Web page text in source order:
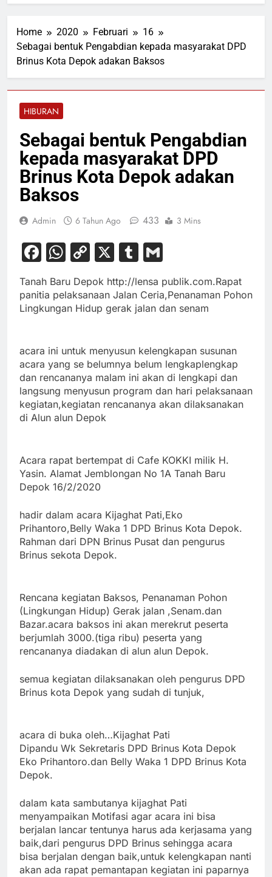
Home 2020 Februari
16
Sebagai bentuk Pengabdian kepada masyarakat DPD
Brinus Kota Depok adakan Baksos
HIBURAN
Sebagai bentuk Pengabdian
kepada masyarakat DPD
Brinus Kota Depok adakan
Baksos
Admin 6 Tahun Ago 433 3 Mins
Facebook
WhatsApp
Copy
Link
X Tumblr
Tanah Baru Depok http://lensa publik.com.Rapat
panitia pelaksanaan Jalan Ceria,Penanaman Pohon
Lingkungan Hidup gerak jalan dan senam
acara ini untuk menyusun kelengkapan susunan
acara yang se belumnya belum lengkaplengkap
dan rencananya malam ini akan di lengkapi dan
langsung menyusun program dan hari pelaksanaan
kegiatan,kegiatan rencananya akan dilaksanakan
di Alun alun Depok
Acara rapat bertempat di Cafe KOKKI milik H.
Yasin. Alamat Jemblongan No 1A Tanah Baru
Depok 16/2/2020
hadir dalam acara Kijaghat Pati,Eko
Prihantoro,Belly Waka 1 DPD Brinus Kota Depok.
Rahman dari DPN Brinus Pusat dan pengurus
Brinus sekota Depok.
Rencana kegiatan Baksos, Penanaman Pohon
(Lingkungan Hidup) Gerak jalan ,Senam.dan
Bazar.acara baksos ini akan merekrut peserta
berjumlah 3000.(tiga ribu) peserta yang
rencananya diadakan di alun alun Depok.
semua kegiatan dilaksanakan oleh pengurus DPD
Brinus kota Depok yang sudah di tunjuk,
acara di buka oleh…Kijaghat Pati
Dipandu Wk Sekretaris DPD Brinus Kota Depok
Eko Prihantoro.dan Belly Waka 1 DPD Brinus Kota
Depok.
dalam kata sambutanya kijaghat Pati
menyampaikan Motifasi agar acara ini bisa
berjalan lancar tentunya harus ada kerjasama yang
baik,dari pengurus DPD Brinus sehingga acara
bisa berjalan dengan baik,untuk kelengkapan nanti
akan ada rapat pemantapan kegiatan ini paparnya